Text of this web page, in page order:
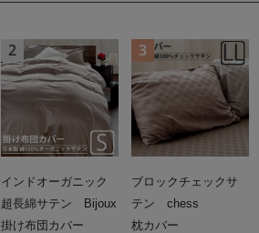
インドオーガニック
超長綿サテン Bijoux
掛け布団カバー
ブロックチェックサ
テン chess
枕カバー